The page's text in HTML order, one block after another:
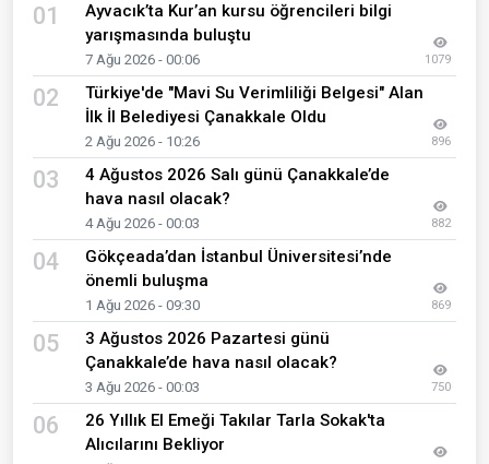
01
Ayvacık’ta Kur’an kursu öğrencileri bilgi
yarışmasında buluştu
7 Ağu 2026 - 00:06 1079
02
Türkiye'de "Mavi Su Verimliliği Belgesi" Alan
İlk İl Belediyesi Çanakkale Oldu
2 Ağu 2026 - 10:26 896
03
4 Ağustos 2026 Salı günü Çanakkale’de
hava nasıl olacak?
4 Ağu 2026 - 00:03 882
04
Gökçeada’dan İstanbul Üniversitesi’nde
önemli buluşma
1 Ağu 2026 - 09:30 869
05
3 Ağustos 2026 Pazartesi günü
Çanakkale’de hava nasıl olacak?
3 Ağu 2026 - 00:03 750
06
26 Yıllık El Emeği Takılar Tarla Sokak'ta
Alıcılarını Bekliyor